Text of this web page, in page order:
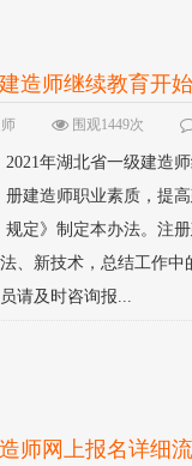
造师继续教育开
围观1449次
2021年湖北省一级建造
册建造师职业素质，提
规定》制定本办法。注
、新技术，总结工作
请及时咨询报...
师网上报名详细